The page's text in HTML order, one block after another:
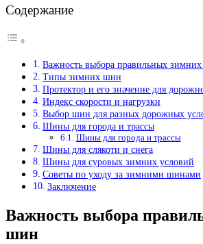
Содержание
Важность выбора правильных
Типы зимних шин
Протектор и его значение для
Индекс скорости и нагрузки
Выбор шин для разных дорожных
Шины для города и трассы
Шины для города и трассы
Шины для слякоти и снега
Шины для суровых зимних условий
Советы по уходу за зимними шинами
Заключение
Важность выбора
шин